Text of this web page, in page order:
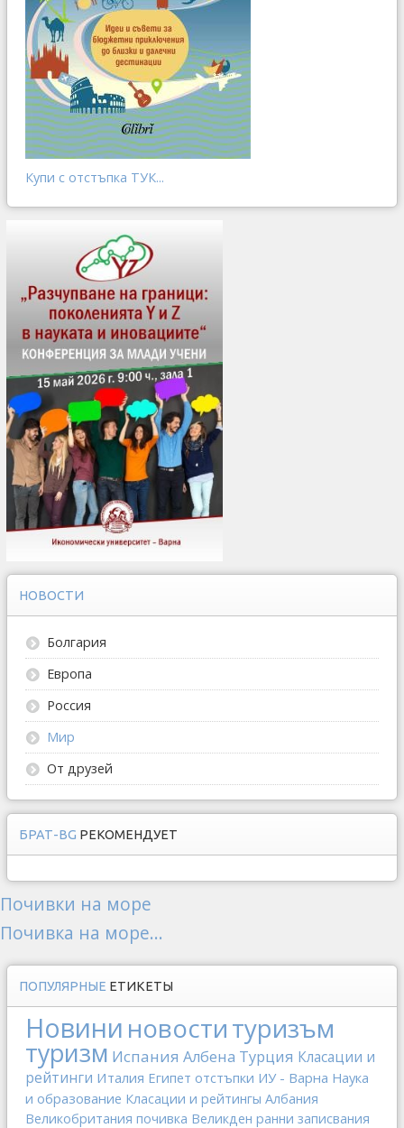
Купи с отстъпка ТУК...
НОВОСТИ
Болгария
Европа
Россия
Мир
От друзей
БРАТ-BG РЕКОМЕНДУЕТ
Почивки на море
Почивка на море...
ПОПУЛЯРНЫЕ ЕТИКЕТЫ
Новини новоституризъм
туризм Испания Албена Турция Класации и
рейтинги Италия Египет отстъпки ИУ - Варна Наука
и образование Класации и рейтингы Албания
Великобритания почивка Великден ранни записвания